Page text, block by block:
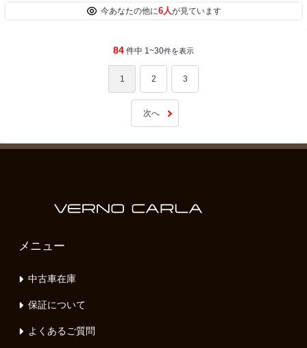
今あなたの他に6人が見ています
84 件中 1~30件を表示
1 2 3
次へ
メニュー
中古車在庫
保証について
よくあるご質問